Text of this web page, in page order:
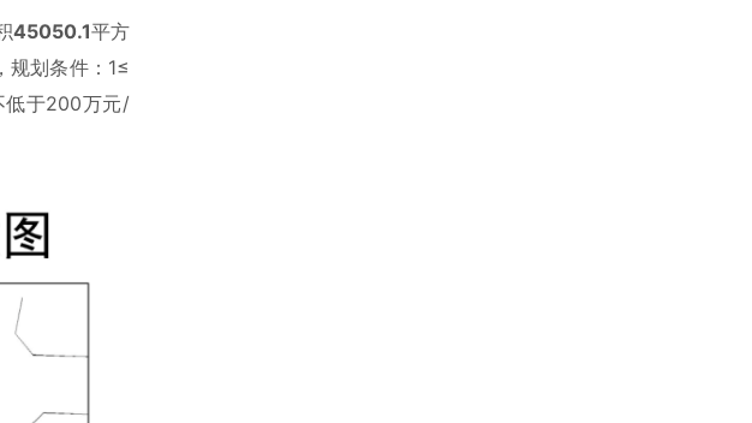
45050.1平方
规划条件：1≤
低于200万元/